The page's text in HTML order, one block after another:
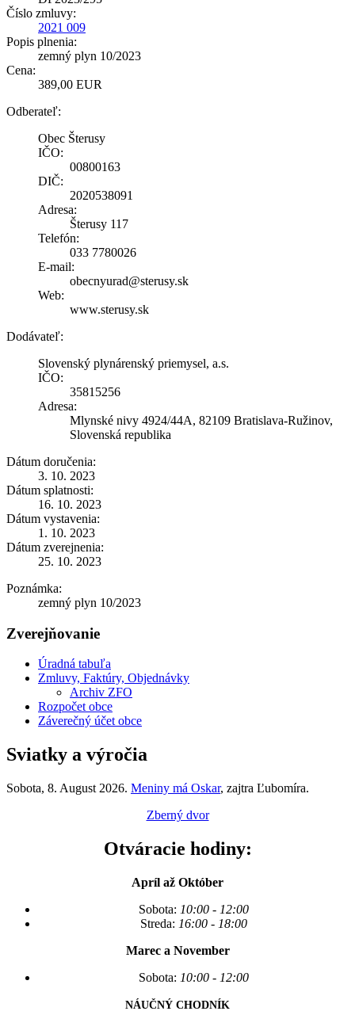
Číslo zmluvy:
2021 009
Popis plnenia:
zemný plyn 10/2023
Cena:
389,00 EUR
Odberateľ:
Obec Šterusy
IČO:
00800163
DIČ:
2020538091
Adresa:
Šterusy 117
Telefón:
033 7780026
E-mail:
obecnyurad@sterusy.sk
Web:
www.sterusy.sk
Dodávateľ:
Slovenský plynárenský priemysel, a.s.
IČO:
35815256
Adresa:
Mlynské nivy 4924/44A, 82109 Bratislava-Ružinov,
Slovenská republika
Dátum doručenia:
3. 10. 2023
Dátum splatnosti:
16. 10. 2023
Dátum vystavenia:
1. 10. 2023
Dátum zverejnenia:
25. 10. 2023
Poznámka:
zemný plyn 10/2023
Zverejňovanie
Úradná tabuľa
Zmluvy, Faktúry, Objednávky
Archiv ZFO
Rozpočet obce
Záverečný účet obce
Sviatky a výročia
Sobota, 8. August 2026. Meniny má Oskar, zajtra Ľubomíra.
Zberný dvor
Otváracie hodiny:
Apríl až Október
Sobota: 10:00 - 12:00
Streda: 16:00 - 18:00
Marec a November
Sobota: 10:00 - 12:00
NÁUČNÝ CHODNÍK